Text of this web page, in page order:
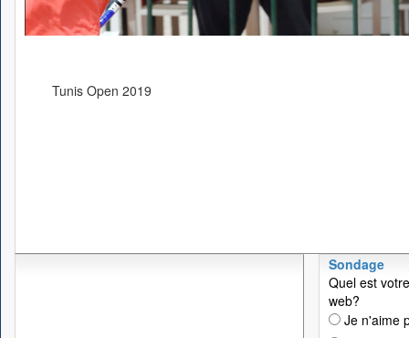
Tunis Open 2019
Sondage
Quel est
web?
Je n'aime